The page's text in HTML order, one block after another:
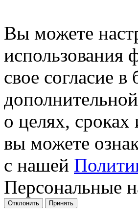
Вы можете
использования
свое согласие
о целях,
вы можете
с нашей
Персональные
Отклонить Принять